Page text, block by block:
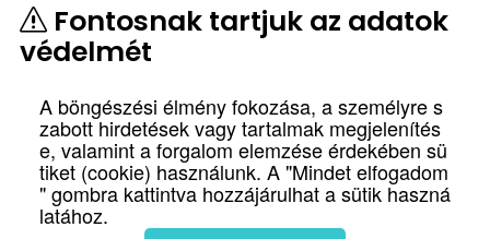
Fontosnak tartjuk az adatok
védelmét
A böngészési élmény fokozása, a személyre s
zabott hirdetések vagy tartalmak megjelenítés
e, valamint a forgalom elemzése érdekében sü
tiket (cookie) használunk. A "Mindet elfogadom
" gombra kattintva hozzájárulhat a sütik haszná
latához.